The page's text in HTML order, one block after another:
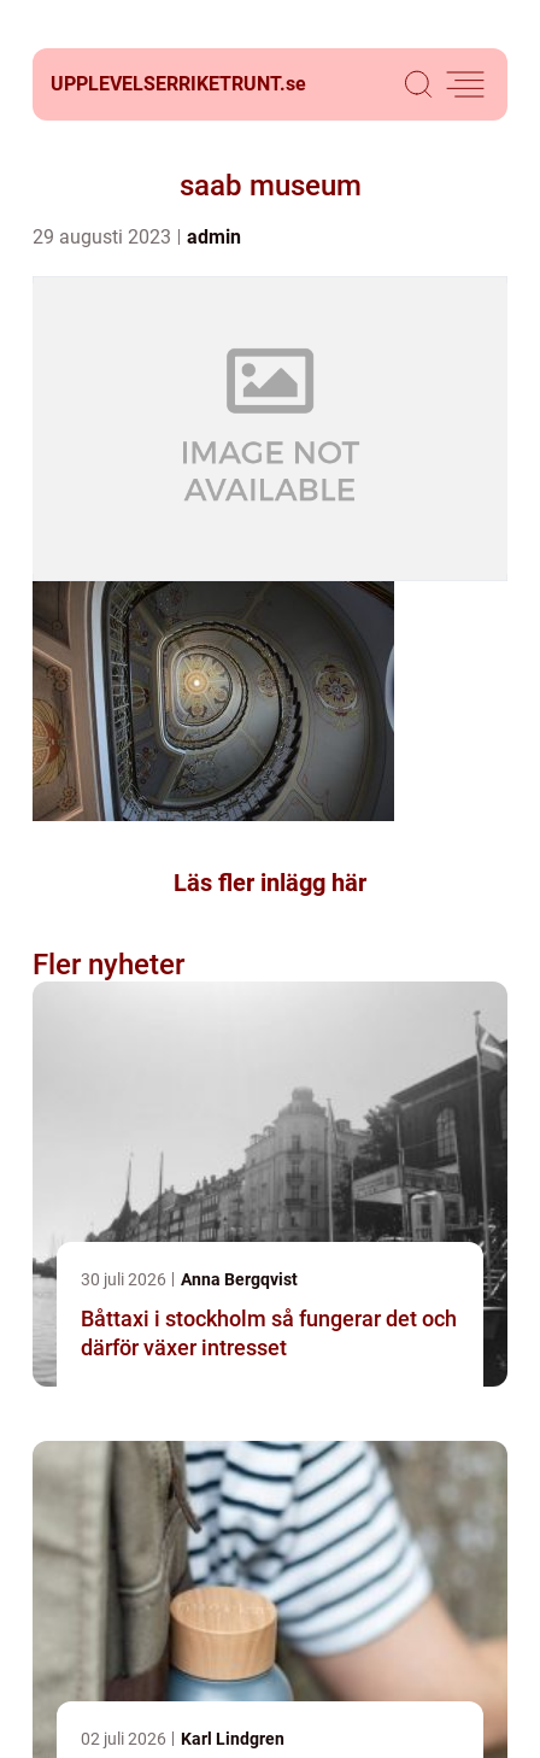
UPPLEVELSERRIKETRUNT.se
saab museum
29 augusti 2023 admin
Läs fler inlägg här
Fler nyheter
30 juli 2026 Anna Bergqvist
Båttaxi i stockholm så fungerar det och
därför växer intresset
02 juli 2026 Karl Lindgren